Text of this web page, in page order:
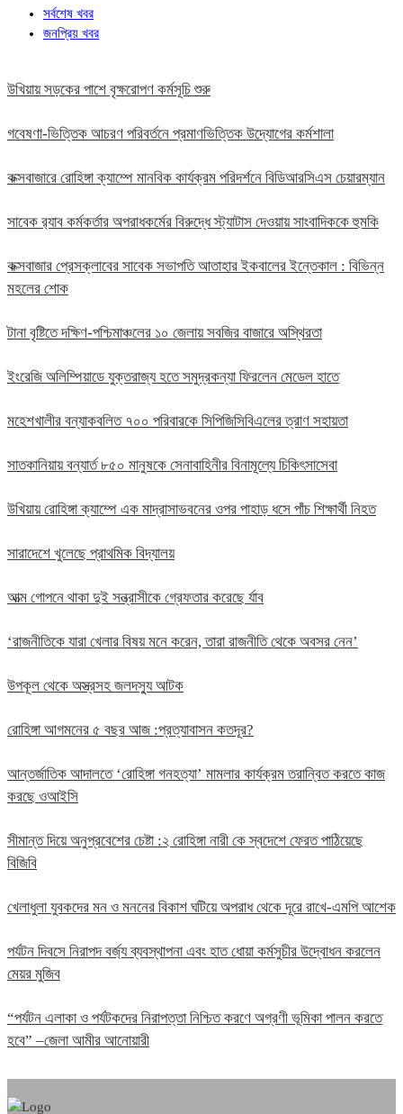
সর্বশেষ খবর
জনপ্রিয় খবর
উখিয়ায় সড়কের পাশে বৃক্ষরোপণ কর্মসূচি শুরু
গবেষণা-ভিত্তিক আচরণ পরিবর্তনে প্রমাণভিত্তিক উদ্যোগের কর্মশালা
কক্সবাজারে রোহিঙ্গা ক্যাম্পে মানবিক কার্যক্রম পরিদর্শনে বিডিআরসিএস চেয়ারম্যান
সাবেক র‍্যাব কর্মকর্তার অপরাধকর্মের বিরুদ্ধে স্ট্যাটাস দেওয়ায় সাংবাদিককে হুমকি
কক্সবাজার প্রেসক্লাবের সাবেক সভাপতি আতাহার ইকবালের ইন্তেকাল : বিভিন্ন
মহলের শোক
টানা বৃষ্টিতে দক্ষিণ-পশ্চিমাঞ্চলের ১০ জেলায় সবজির বাজারে অস্থিরতা
ইংরেজি অলিম্পিয়াডে যুক্তরাজ্য হতে সমুদ্রকন্যা ফিরলেন মেডেল হাতে
মহেশখালীর বন্যাকবলিত ৭০০ পরিবারকে সিপিজিসিবিএলের ত্রাণ সহায়তা
সাতকানিয়ায় বন্যার্ত ৮৫০ মানুষকে সেনাবাহিনীর বিনামূল্যে চিকিৎসাসেবা
উখিয়ায় রোহিঙ্গা ক্যাম্পে এক মাদ্রাসাভবনের ওপর পাহাড় ধসে পাঁচ শিক্ষার্থী নিহত
সারাদেশে খুলেছে প্রাথমিক বিদ্যালয়
আত্ম গোপনে থাকা দুই সন্ত্রাসীকে গ্রেফতার করেছে র্যাব
‘রাজনীতিকে যারা খেলার বিষয় মনে করেন, তারা রাজনীতি থেকে অবসর নেন’
উপকূল থেকে অস্ত্রসহ জলদস্যু আটক
রোহিঙ্গা আগমনের ৫ বছর আজ :প্রত্যাবাসন কতদূর?
আন্তর্জাতিক আদালতে ‘রোহিঙ্গা গনহত্যা’ মামলার কার্যক্রম তরান্বিত করতে কাজ
করছে ওআইসি
সীমান্ত দিয়ে অনুপ্রবেশের চেষ্টা :২ রোহিঙ্গা নারী কে স্বদেশে ফেরত পাঠিয়েছে
বিজিবি
খেলাধুলা যুবকদের মন ও মননের বিকাশ ঘটিয়ে অপরাধ থেকে দূরে রাখে-এমপি আশেক
পর্যটন দিবসে নিরাপদ বর্জ্য ব্যবস্থাপনা এবং হাত ধোয়া কর্মসুচীর উদ্বোধন করলেন
মেয়র মুজিব
“পর্যটন এলাকা ও পর্যটকদের নিরাপত্তা নিশ্চিত করণে অগ্রণী ভূমিকা পালন করতে
হবে” –জেলা আমীর আনোয়ারী